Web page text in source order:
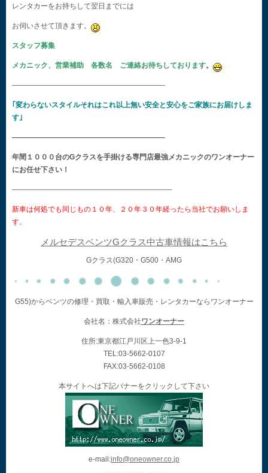
レンタカーをお持ちして翌日までには
お伺いさせて頂きます。
スタッフ募集
メカニック、営業補助 各数名 ご連絡お待ちしております。
—————————————————————-
｢変わらないスタイルそれはこれ以上無い安全と安心をご家族にお届けしま
す｣
—————————————————————-
年間１０００台のGクラスを手掛ける専門店最強メカニックのワンオーナー
にお任せ下さい！
——————————————————————-
新車は何処でも同じもの１０年、２０年３０年経ったら当社でお願いしま
す。
メルセデスベンツGクラス中古車情報はこちら
Gクラス(G320・G500・AMG
G55)からベンツの修理・買取・輸入車販売・レンタカーならワンオーナー
会社名：株式会社ワンオーナー
住所:東京都江戸川区上一色3-9-1
TEL:03-5662-0107
FAX:03-5662-0108
本サイトへは下記バナーをクリックして下さい
e-mail:info@oneowner.co.jp